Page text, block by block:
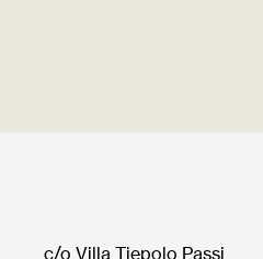
c/o Villa Tiepolo Passi